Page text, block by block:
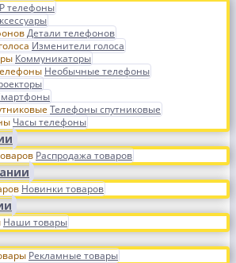
телефоны
Детали телефонов
Изменители голоса
Коммуникаторы
Необычные телефоны
Телефоны спутниковые
Часы телефоны
Распродажа товаров
Новинки товаров
Наши товары
Рекламные товары